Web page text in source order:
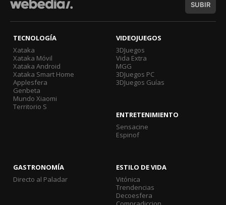
SUBIR
TECNOLOGÍA
Xataka
Xataka Móvil
Xataka Android
Xataka Smart Home
Applesfera
Genbeta
Mundo Xiaomi
Territorio S
VIDEOJUEGOS
3DJuegos
Vida Extra
MGG
3DJuegos PC
3DJuegos Guías
ENTRETENIMIENTO
Sensacine
Espinof
GASTRONOMÍA
Directo al Paladar
ESTILO DE VIDA
Vitónica
Trendencias
Decoesfera